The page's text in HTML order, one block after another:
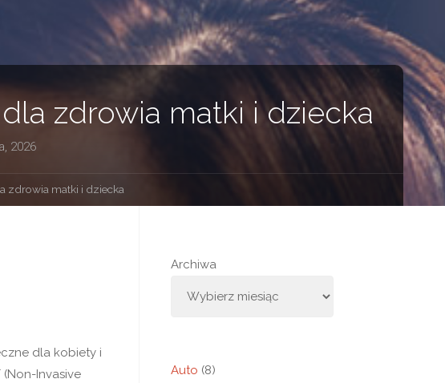
zdrowia matki i dziecka
2026
zdrowia matki i dziecka
dla kobiety i
Invasive
Archiwa
Auto (8)